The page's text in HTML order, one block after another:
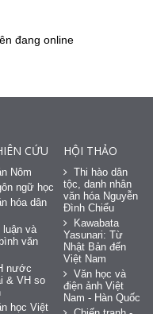
đang online
CỨU
Nôm
ngữ học
hóa dân
luận và
văn
nước
& VH so
học Việt
HỘI THẢO
Thi hào dân
tộc, danh nhân
văn hóa Nguyễn
Đình Chiểu
Kawabata
Yasunari: Từ
Nhật Bản đến
Việt Nam
Văn học và
điện ảnh Việt
Nam - Hàn Quốc